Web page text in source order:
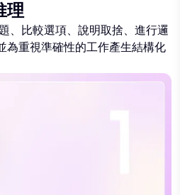
理
、比較選項、說明取捨、進行邏
為重視準確性的工作產生結構化